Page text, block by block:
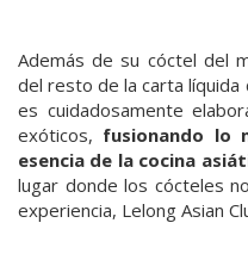
Además de su cóctel del
del resto de la carta líquida
es cuidadosamente
exóticos, fusionando lo
esencia de la cocina
lugar donde los cócteles
experiencia, Lelong Asian